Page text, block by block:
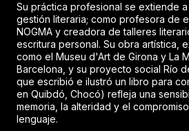
Su práctica profesional se extiende
gestión literaria; como profesora de
NOGMA y creadora de talleres
escritura personal. Su obra artística,
como el Museu d'Art de Girona y La
Barcelona, y su proyecto social Río
que escribió e ilustró un libro para
en Quibdó, Chocó) refleja una
memoria, la alteridad y el
lenguaje.